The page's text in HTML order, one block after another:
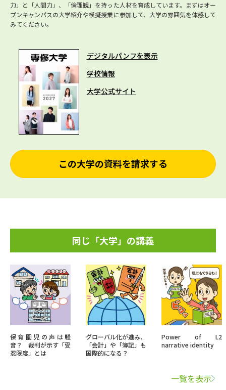
力」と「人間力」、「倫理観」を持った人材を育成しています。まずはオー
プンキャンパスの大学紹介や模擬授業に参加して、大学の雰囲気を体感して
みてください。
デジタルパンフを表示
学校情報
大学公式サイト
この大学の資料を請求する
同じ「大学」の講義
保育園児の声は騒
音？ 裁判が示す「受
忍限度」とは
グローバル化が進み、
「会計」や「簿記」も
国際的になる？
Power of L2
narrative identity
一覧を表示